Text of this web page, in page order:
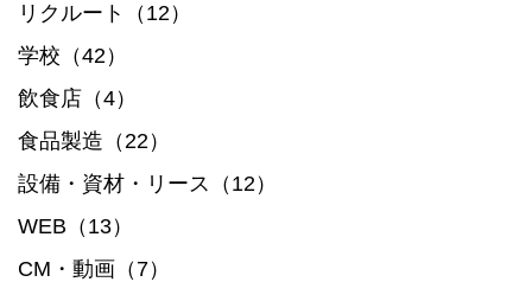
リクルート（12）
学校（42）
飲食店（4）
食品製造（22）
設備・資材・リース（12）
WEB（13）
CM・動画（7）